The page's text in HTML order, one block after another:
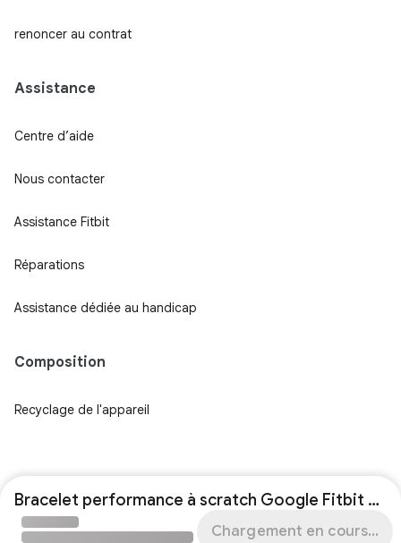
Bracelet performance à scratch Google Fitbit Air
Chargement en cours...
renoncer au contrat
Assistance
Centre d’aide
Nous contacter
Assistance Fitbit
Réparations
Assistance dédiée au handicap
Composition
Recyclage de l'appareil